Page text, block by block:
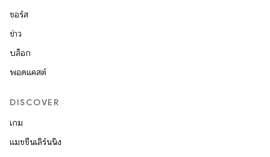
ซอร์ส
ข่าว
บล็อก
พอดแคสต์
DISCOVER
เกม
แมชชีนเลิร์นนิง